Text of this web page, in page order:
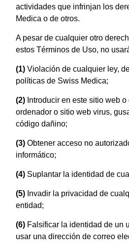
actividades que infrinjan los
Medica o de otros.
A pesar de cualquier otro
estos Términos de Uso, no
(1) Violación de cualquier ley,
políticas de Swiss Medica;
(2) Introducir en este sitio web
ordenador o sitio web virus,
código dañino;
(3) Obtener acceso no
informático;
(4) Suplantar la identidad de
(5) Invadir la privacidad de
entidad;
(6) Falsificar la identidad de un
usar una dirección de correo